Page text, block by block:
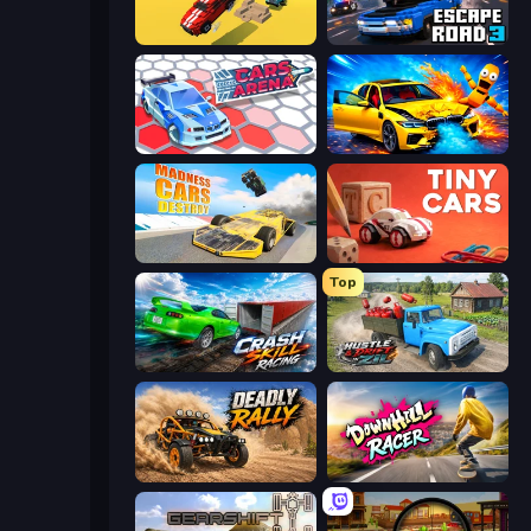
Escape Road Escape Road 3
Cars Arena BMG: Ragdoll Playground
Madness Cars Destroy Tiny Cars
Crash Skill Racing
Top
Hustle & Drift in ZIL
Deadly Rally Downhill Racer